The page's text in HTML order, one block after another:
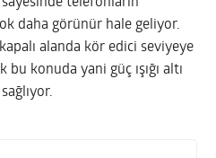
daha görünür hale geliyor.
alanda kör edici seviyeye
konuda yani güç ışığı altı